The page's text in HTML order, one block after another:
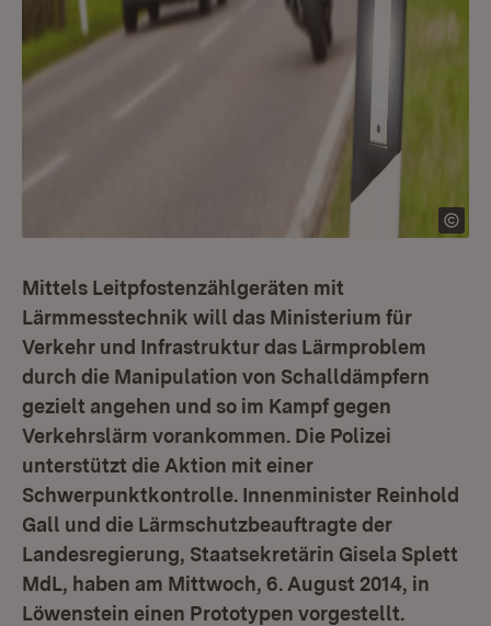
Mittels Leitpfostenzählgeräten mit
Lärmmesstechnik will das Ministerium für
Verkehr und Infrastruktur das Lärmproblem
durch die Manipulation von Schalldämpfern
gezielt angehen und so im Kampf gegen
Verkehrslärm vorankommen. Die Polizei
unterstützt die Aktion mit einer
Schwerpunktkontrolle. Innenminister Reinhold
Gall und die Lärmschutzbeauftragte der
Landesregierung, Staatsekretärin Gisela Splett
MdL, haben am Mittwoch, 6. August 2014, in
Löwenstein einen Prototypen vorgestellt.